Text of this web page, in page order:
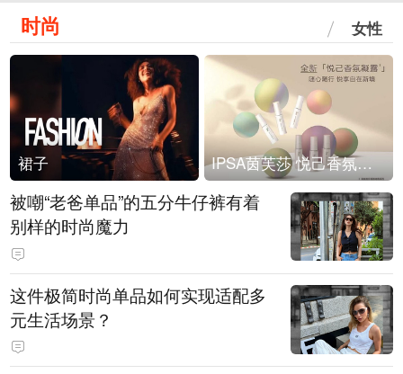
时尚 女性
裙子 IPSA茵芙莎 悦己香氛凝露上市
被嘲“老爸单品”的五分牛仔裤有着
别样的时尚魔力
这件极简时尚单品如何实现适配多
元生活场景？